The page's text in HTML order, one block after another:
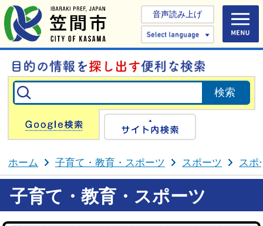
音声読み上げ
Select
Google検索
ホーム 子育て・教育・スポーツ スポーツ スポ
子育て・教育・スポーツ